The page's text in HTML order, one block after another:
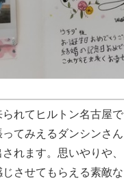
れてヒルトン名古屋で
てみえるダンシンさん
れます。思いやりや、
させてもらえる素敵な